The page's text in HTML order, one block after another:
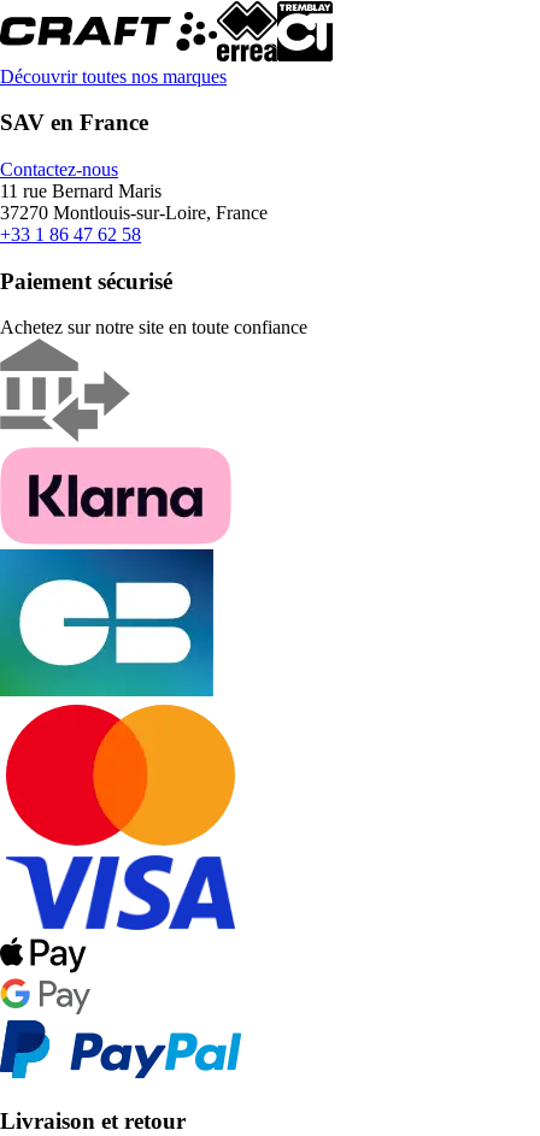
Découvrir toutes nos marques
SAV en France
Contactez-nous
11 rue Bernard Maris
37270 Montlouis-sur-Loire, France
+33 1 86 47 62 58
Paiement sécurisé
Achetez sur notre site en toute confiance
Livraison et retour